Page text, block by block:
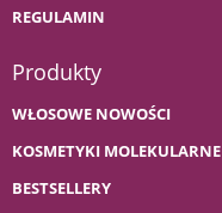
REGULAMIN
Produkty
WŁOSOWE NOWOŚCI
KOSMETYKI MOLEKULARNE
BESTSELLERY